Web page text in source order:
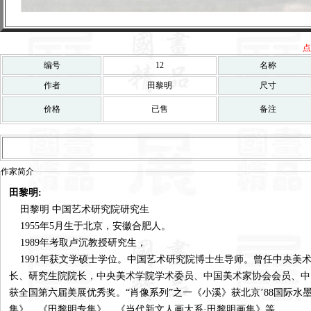
编号
12 名称
作者 田黎明 尺寸
价格 已售 备注
作家简介
田黎明:
田黎明 中国艺术研究院研究生
1955年5月生于北京，安徽合肥人。
1989年考取卢沉教授研究生，
1991年获文学硕士学位。中国艺术研究院博士生导师。曾任中央美
长、研究生院院长，中央美术学院学术委员、中国美术家协会会员、
获全国第六届美展优秀奖。“肖像系列”之一《小溪》获北京’88国际